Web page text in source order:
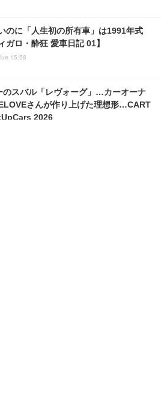
のに「人生初の所有車」は1991年式
ガロ・酔狂 愛車日記 01】
15:58
のスバル「レヴォーグ」…カーオーナ
さんが作り上げた理想形…CART
2026